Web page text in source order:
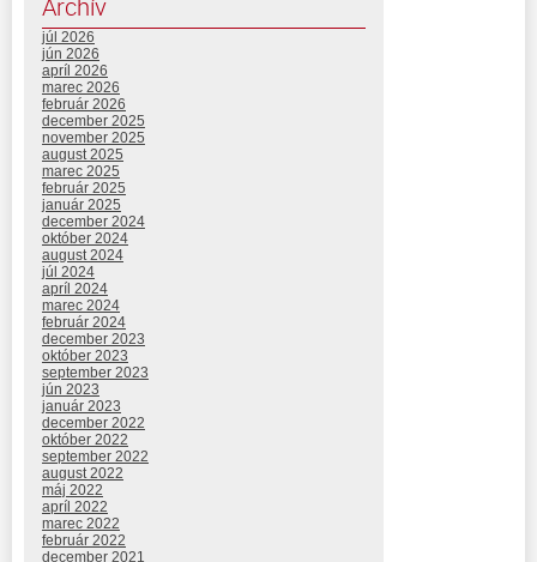
Archív
júl 2026
jún 2026
apríl 2026
marec 2026
február 2026
december 2025
november 2025
august 2025
marec 2025
február 2025
január 2025
december 2024
október 2024
august 2024
júl 2024
apríl 2024
marec 2024
február 2024
december 2023
október 2023
september 2023
jún 2023
január 2023
december 2022
október 2022
september 2022
august 2022
máj 2022
apríl 2022
marec 2022
február 2022
december 2021